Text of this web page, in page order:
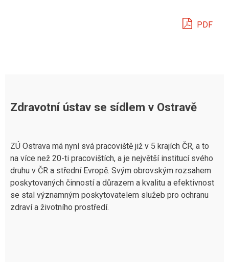
PDF
Zdravotní ústav se sídlem v Ostravě
ZÚ Ostrava má nyní svá pracoviště již v 5 krajích ČR, a to
na více než 20-ti pracovištích, a je největší institucí svého
druhu v ČR a střední Evropě. Svým obrovským rozsahem
poskytovaných činností a důrazem a kvalitu a efektivnost
se stal významným poskytovatelem služeb pro ochranu
zdraví a životního prostředí.